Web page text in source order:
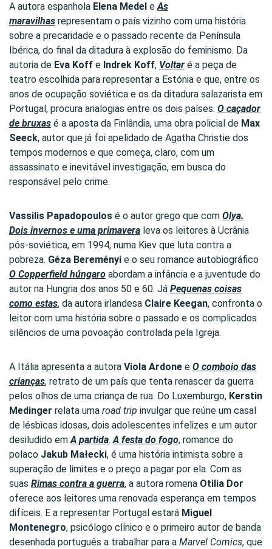
A autora espanhola Elena Medel eAs
maravilhas representam o país vizinho com uma história
sobre a precaridade e o passado recente da Península
Ibérica, do final da ditadura à explosão do feminismo. Da
autoria de Eva Koff e Indrek Koff, Voltar é a peça de
teatro escolhida para representar a Estónia e que, entre os
anos de ocupação soviética e os da ditadura salazarista em
Portugal, procura analogias entre os dois países. O caçador
de bruxas é a aposta da Finlândia, uma obra policial de Max
Seeck, autor que já foi apelidado de Agatha Christie dos
tempos modernos e que começa, claro, com um
assassinato e inevitável investigação, em busca do
responsável pelo crime.
Vassilis Papadopoulos é o autor grego que com Olya.
Dois invernos e uma primavera leva os leitores à Ucrânia
pós-soviética, em 1994, numa Kiev que luta contra a
pobreza. Géza Bereményi e o seu romance autobiográfico
O Copperfield húngaro abordam a infância e a juventude do
autor na Hungria dos anos 50 e 60. Já Pequenas coisas
como estas, da autora irlandesa Claire Keegan, confronta o
leitor com uma história sobre o passado e os complicados
silêncios de uma povoação controlada pela Igreja.
A Itália apresenta a autora Viola Ardone e O comboio das
crianças, retrato de um país que tenta renascer da guerra
pelos olhos de uma criança de rua. Do Luxemburgo, Kerstin
Medinger relata uma road trip invulgar que reúne um casal
de lésbicas idosas, dois adolescentes infelizes e um autor
desiludido emA partida.A festa do fogo, romance do
polaco Jakub Małecki, é uma história intimista sobre a
superação de limites e o preço a pagar por ela. Com as
suas Rimas contra a guerra, a autora romena Otilia Dor
oferece aos leitores uma renovada esperança em tempos
difíceis. E a representar Portugal estará Miguel
Montenegro, psicólogo clínico e o primeiro autor de banda
desenhada português a trabalhar para a Marvel Comics, que